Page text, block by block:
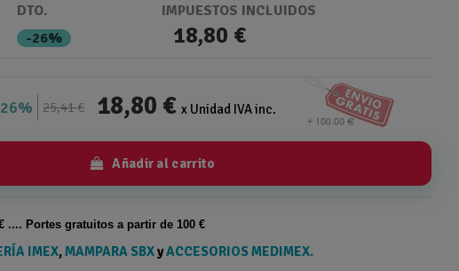
DTO.
-26%
IMPUESTOS INCLUIDOS
18,80 €
26% 25,41 € 18,80 €x Unidad IVA inc.
Añadir al carrito
.... Portes gratuitos a partir de 100 €
IMEX,MAMPARA SBXyACCESORIOS MEDIMEX.